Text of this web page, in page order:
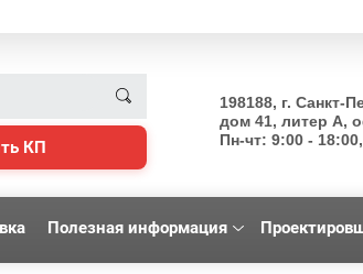
КП
198188, г. Санкт-
дом 41, литер А,
Пн-чт: 9:00 -
Полезная информация